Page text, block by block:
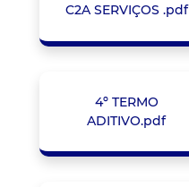
C2A SERVIÇOS .pdf
4º TERMO
ADITIVO.pdf